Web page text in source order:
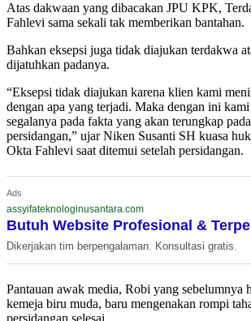
Atas dakwaan yang dibacakan JPU KPK,
Fahlevi sama sekali tak memberikan bantahan.
Bahkan eksepsi juga tidak diajukan terdakwa
dijatuhkan padanya.
“Eksepsi tidak diajukan karena klien kami
dengan apa yang terjadi. Maka dengan ini
segalanya pada fakta yang akan terungkap
persidangan,” ujar Niken Susanti SH kuasa
Okta Fahlevi saat ditemui setelah persidangan.
Ads
assyifateknologinusantara.com
Butuh Website Profesional &
Dikerjakan tim berpengalaman. Konsultasi gratis.
Pantauan awak media, Robi yang sebelumnya
kemeja biru muda, baru mengenakan rompi
persidangan selesai.